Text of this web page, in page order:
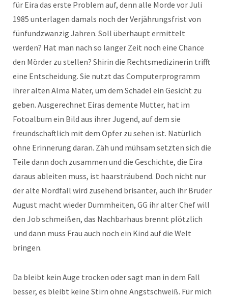
für Eira das erste Problem auf, denn alle Morde vor Juli
1985 unterlagen damals noch der Verjährungsfrist von
fünfundzwanzig Jahren. Soll überhaupt ermittelt
werden? Hat man nach so langer Zeit noch eine Chance
den Mörder zu stellen? Shirin die Rechtsmedizinerin trifft
eine Entscheidung. Sie nutzt das Computerprogramm
ihrer alten Alma Mater, um dem Schädel ein Gesicht zu
geben. Ausgerechnet Eiras demente Mutter, hat im
Fotoalbum ein Bild aus ihrer Jugend, auf dem sie
freundschaftlich mit dem Opfer zu sehen ist. Natürlich
ohne Erinnerung daran. Zäh und mühsam setzten sich die
Teile dann doch zusammen und die Geschichte, die Eira
daraus ableiten muss, ist haarsträubend. Doch nicht nur
der alte Mordfall wird zusehend brisanter, auch ihr Bruder
August macht wieder Dummheiten, GG ihr alter Chef will
den Job schmeißen, das Nachbarhaus brennt plötzlich
und dann muss Frau auch noch ein Kind auf die Welt
bringen.
Da bleibt kein Auge trocken oder sagt man in dem Fall
besser, es bleibt keine Stirn ohne Angstschweiß. Für mich